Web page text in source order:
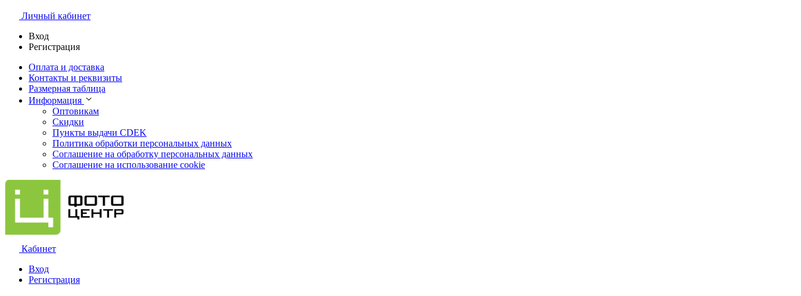
Личный кабинет
Вход
Регистрация
Оплата и доставка
Контакты и реквизиты
Размерная таблица
Информация
Оптовикам
Скидки
Пункты выдачи CDEK
Политика обработки персональных данных
Соглашение на обработку персональных данных
Соглашение на использование cookie
Кабинет
Вход
Регистрация